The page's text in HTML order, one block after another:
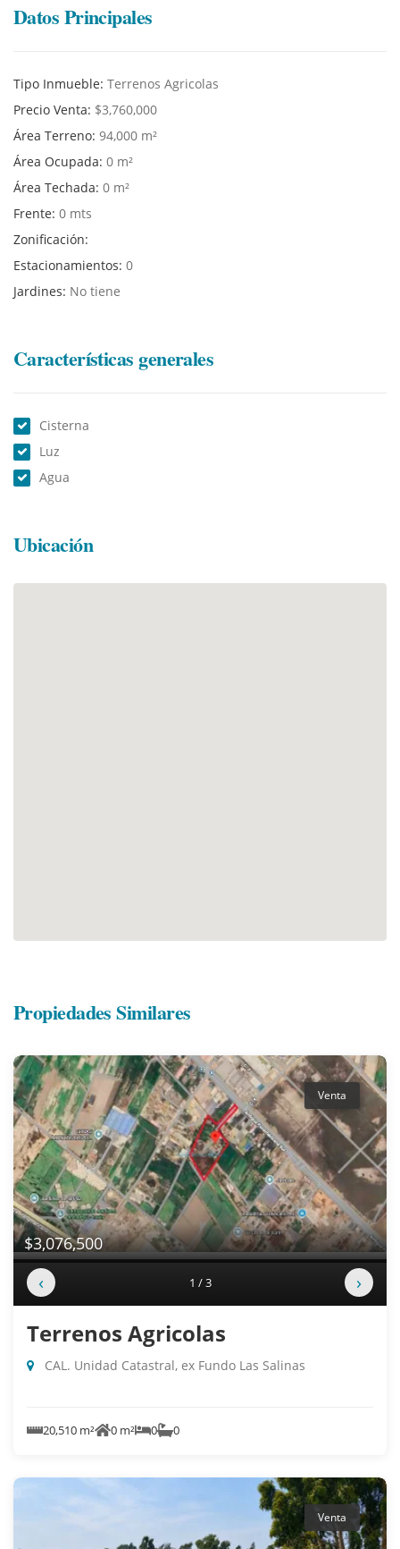
Datos Principales
Tipo Inmueble: Terrenos Agricolas
Precio Venta: $3,760,000
Área Terreno: 94,000 m²
Área Ocupada: 0 m²
Área Techada: 0 m²
Frente: 0 mts
Zonificación:
Estacionamientos: 0
Jardines: No tiene
Características generales
Cisterna
Luz
Agua
Ubicación
Propiedades Similares
Venta
$3,076,500
‹ 1 / 3 ›
Terrenos Agricolas
CAL. Unidad Catastral, ex Fundo Las Salinas
20,510 m² 0 m² 0 0
Venta